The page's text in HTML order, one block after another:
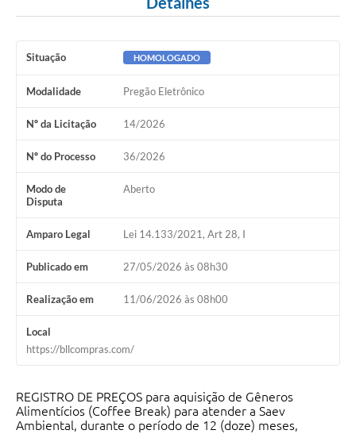
Situação HOMOLOGADO
Modalidade Pregão Eletrônico
Nº da Licitação 14/2026
Nº do Processo 36/2026
Modo de
Disputa
Aberto
Amparo Legal Lei 14.133/2021, Art 28, I
Publicado em 27/05/2026 às 08h30
Realização em 11/06/2026 às 08h00
Local
https://bllcompras.com/
REGISTRO DE PREÇOS para aquisição de Gêneros
Alimentícios (Coffee Break) para atender a Saev
Ambiental, durante o período de 12 (doze) meses,